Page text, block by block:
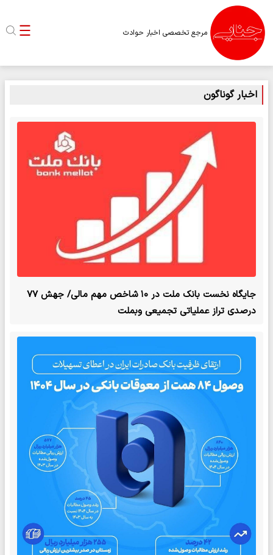
مرجع تخصصی اخبار حوادث
اخبار گوناگون
جایگاه نخست بانک ملت در ۱۰ شاخص مهم مالی/ جهش ۷۷
درصدی تراز عملیاتی تجمیعی وبملت